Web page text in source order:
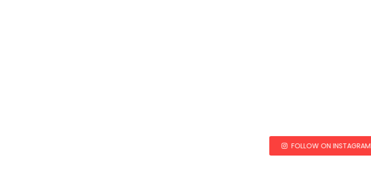
FOLLOW ON INSTAGRAM